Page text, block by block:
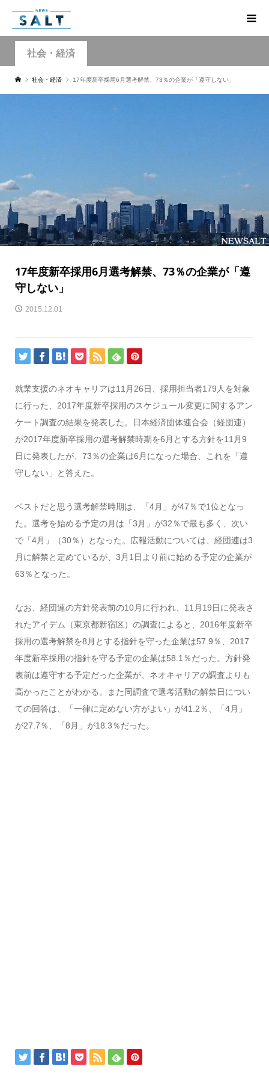
社会・経済
社会・経済 17年度新卒採用6月選考解禁、73％の企業が「遵守しない」
17年度新卒採用6月選考解禁、73％の企業が「遵
守しない」
2015.12.01
就業支援のネオキャリアは11月26日、採用担当者179人を対象
に行った、2017年度新卒採用のスケジュール変更に関するアン
ケート調査の結果を発表した。日本経済団体連合会（経団連）
が2017年度新卒採用の選考解禁時期を6月とする方針を11月9
日に発表したが、73％の企業は6月になった場合、これを「遵
守しない」と答えた。
ベストだと思う選考解禁時期は、「4月」が47％で1位となっ
た。選考を始める予定の月は「3月」が32％で最も多く、次い
で「4月」（30％）となった。広報活動については、経団連は3
月に解禁と定めているが、3月1日より前に始める予定の企業が
63％となった。
なお、経団連の方針発表前の10月に行われ、11月19日に発表さ
れたアイデム（東京都新宿区）の調査によると、2016年度新卒
採用の選考解禁を8月とする指針を守った企業は57.9％、2017
年度新卒採用の指針を守る予定の企業は58.1％だった。方針発
表前は遵守する予定だった企業が、ネオキャリアの調査よりも
高かったことがわかる。また同調査で選考活動の解禁日につい
ての回答は、「一律に定めない方がよい」が41.2％、「4月」
が27.7％、「8月」が18.3％だった。